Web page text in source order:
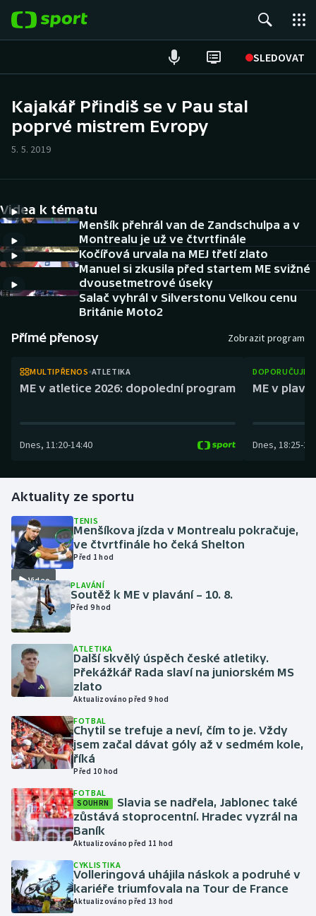
SLEDOVAT
ME v plavání
Tenis
DALŠÍ SPORTY
Americký fotbal
Basketbal
Box
Curling
Cyklistika
Dostihy
Florbal
Futsal
Golf
Gymnastika
Házená
Jezdectví
Judo
Krasobruslení
Lezení
NEPŘEHLÉDNĚTE
Aplikace ČT sport
Kajakář Přindiš se v Pau stal
poprvé mistrem Evropy
5. 5. 2019
Videa k tématu
Menšík přehrál van de Zandschulpa a v
Montrealu je už ve čtvrtfinále
Kočířová urvala na MEJ třetí zlato
Manuel si zkusila před startem ME svižné
dvousetmetrové úseky
Salač vyhrál v Silverstonu Velkou cenu
Británie Moto2
Přímé přenosy Zobrazit program
MULTIPŘENOS ATLETIKA
ME v atletice 2026: dopolední program
Dnes, 11:20-14:40
ME v
Dnes, 18:25-
Aktuality ze sportu
Video
TENIS
Menšíkova jízda v Montrealu pokračuje,
ve čtvrtfinále ho čeká Shelton
Před 1 hod
PLAVÁNÍ
Soutěž k ME v plavání – 10. 8.
Před 9 hod
ATLETIKA
Další skvělý úspěch české atletiky.
Překážkář Rada slaví na juniorském MS
zlato
Aktualizováno před 9 hod
FOTBAL
Chytil se trefuje a neví, čím to je. Vždy
jsem začal dávat góly až v sedmém kole,
říká
Před 10 hod
FOTBAL
SOUHRN
Slavia se nadřela, Jablonec také
zůstává stoprocentní. Hradec vyzrál na
Baník
Aktualizováno před 11 hod
CYKLISTIKA
Volleringová uhájila náskok a podruhé v
kariéře triumfovala na Tour de France
Aktualizováno před 13 hod